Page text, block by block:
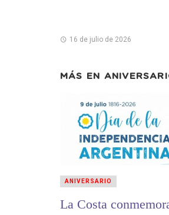
16 de julio de 2026
MÁS EN
La Costa
ANIVERSARIO